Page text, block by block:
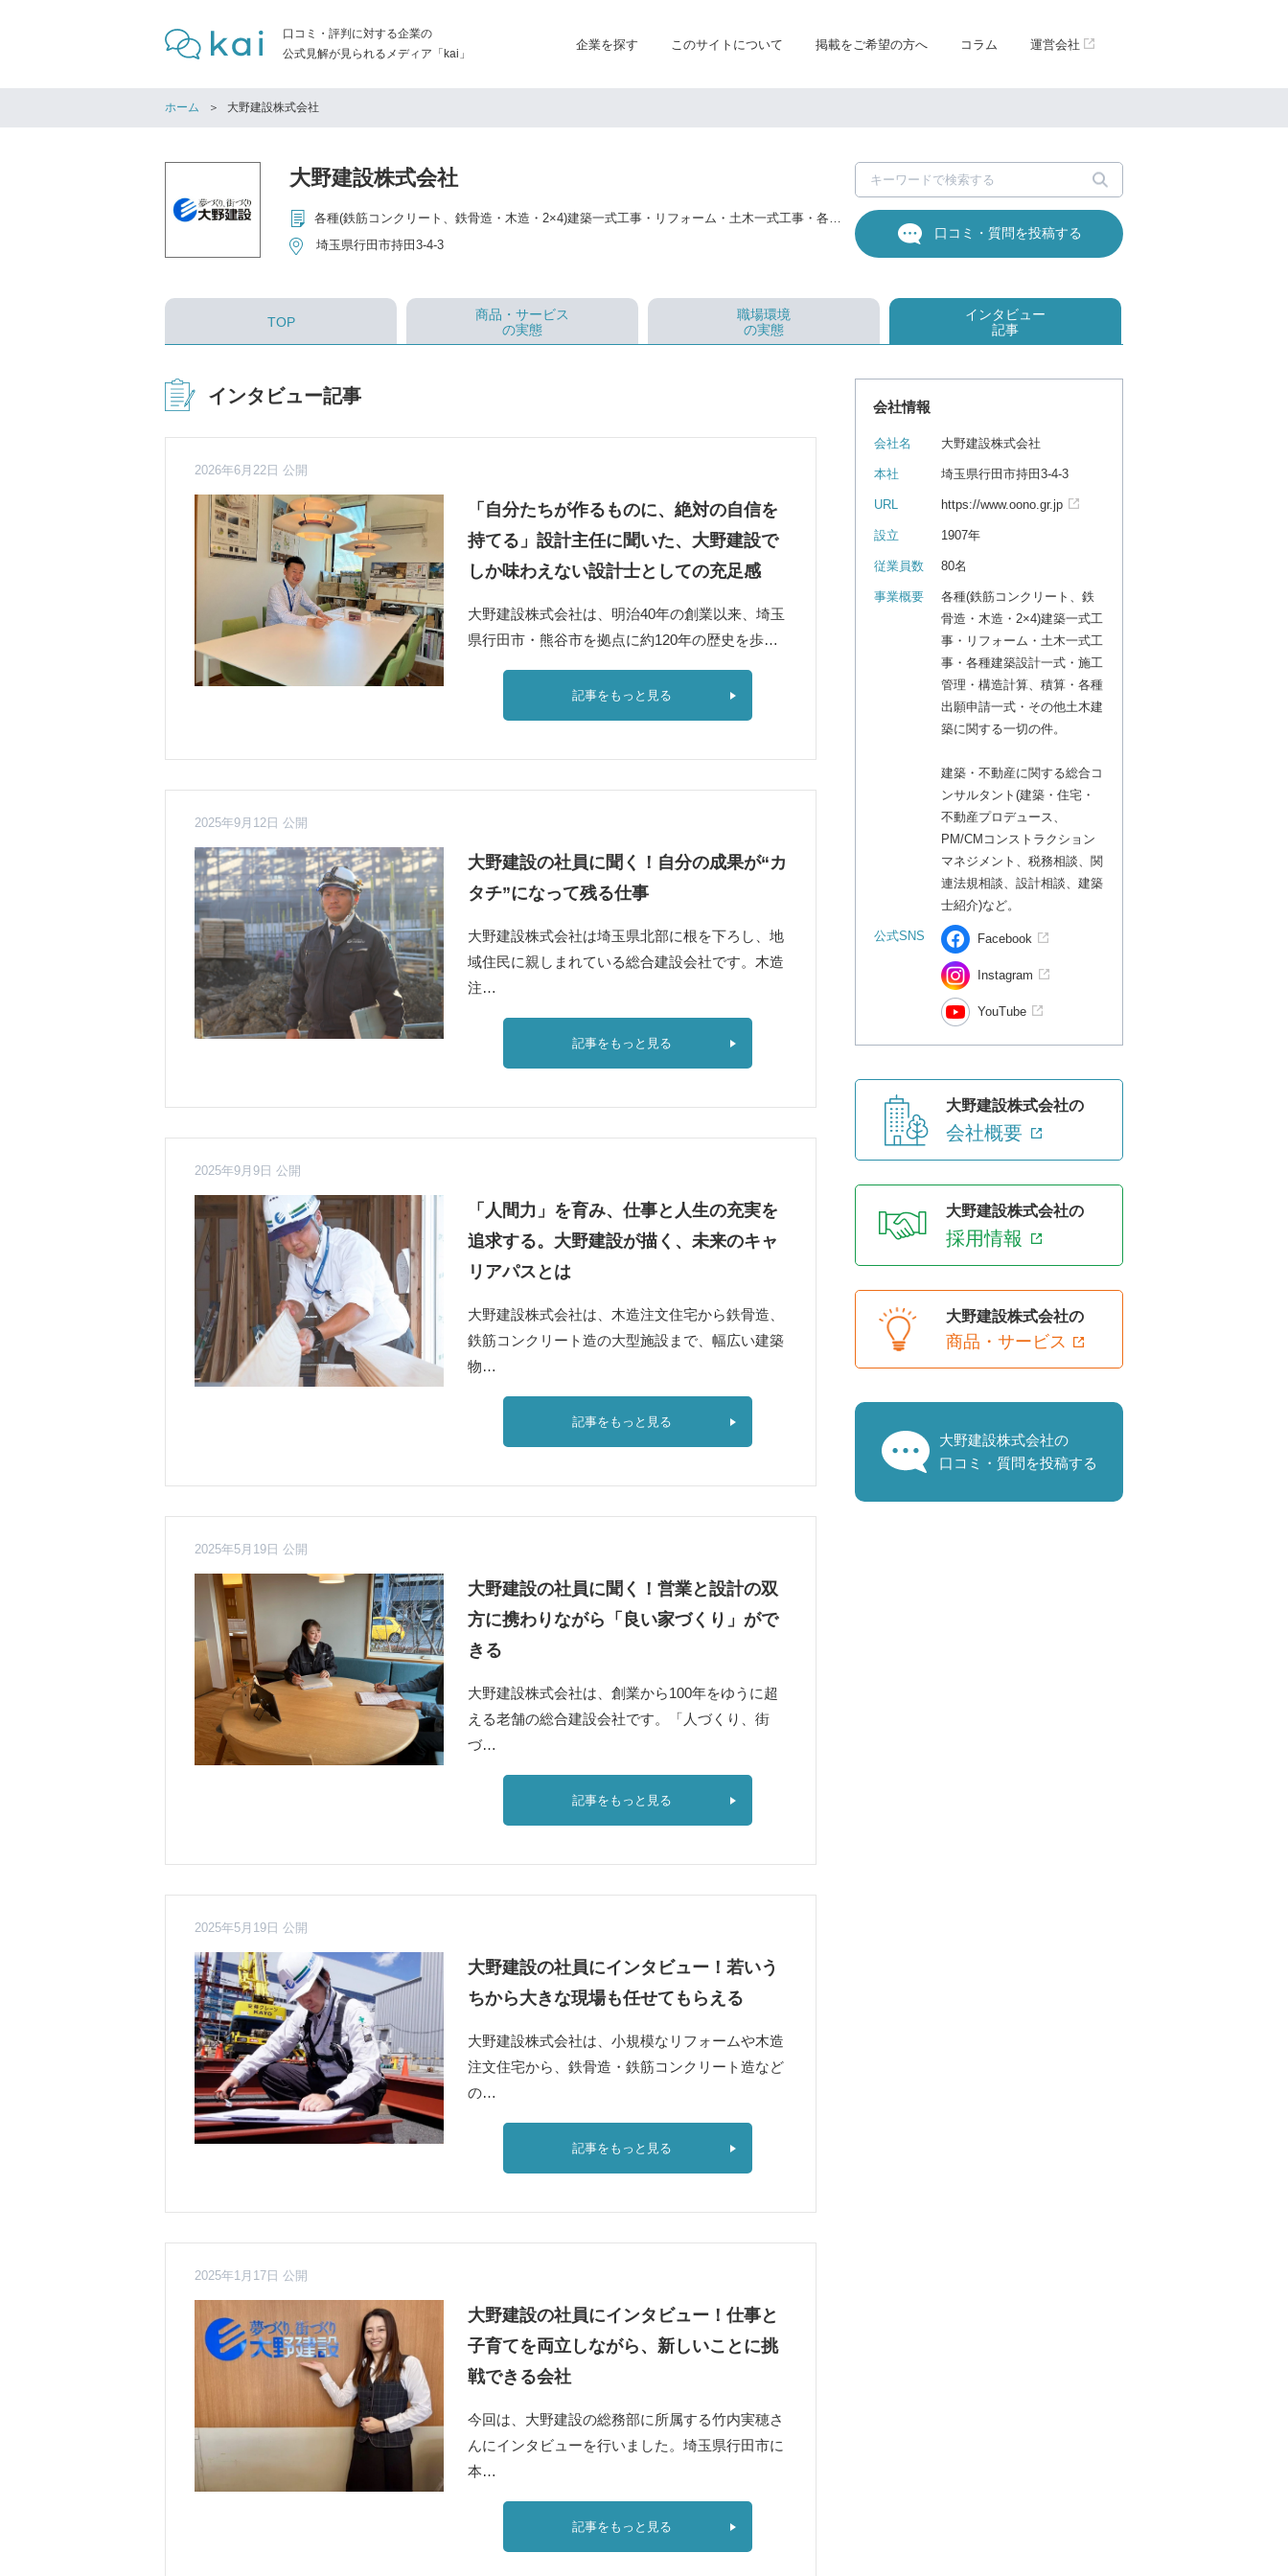
口コミ・評判に対する企業の
公式見解が見られるメディア「kai」
企業を探す このサイトについて 掲載をご希望の方へ コラム 運営会社
ホーム 大野建設株式会社
大野建設株式会社
各種(鉄筋コンクリート、鉄骨造・木造・2×4)建築一式工事・リフォーム・土木一式工事・各種建築設計一式・施工管理・構造計算、積算・各種出願申請一式・その他土木建築に関する一切の件。 建築・不動産に関する総合コンサルタント(建築・住宅・不動産プロデュース、PM/CMコンストラクションマネジメント、税務相談、関連法規相談、設計相談、建築士紹介)など。
埼玉県行田市持田3-4-3
口コミ・質問を投稿する
TOP
商品・サービス
の実態
職場環境
の実態
インタビュー
記事
インタビュー記事
2026年6月22日 公開
「自分たちが作るものに、絶対の自信を
持てる」設計主任に聞いた、大野建設で
しか味わえない設計士としての充足感
大野建設株式会社は、明治40年の創業以来、埼玉
県行田市・熊谷市を拠点に約120年の歴史を歩…
記事をもっと見る
2025年9月12日 公開
大野建設の社員に聞く！自分の成果が“カ
タチ”になって残る仕事
大野建設株式会社は埼玉県北部に根を下ろし、地
域住民に親しまれている総合建設会社です。木造
注…
記事をもっと見る
2025年9月9日 公開
「人間力」を育み、仕事と人生の充実を
追求する。大野建設が描く、未来のキャ
リアパスとは
大野建設株式会社は、木造注文住宅から鉄骨造、
鉄筋コンクリート造の大型施設まで、幅広い建築
物…
記事をもっと見る
2025年5月19日 公開
大野建設の社員に聞く！営業と設計の双
方に携わりながら「良い家づくり」がで
きる
大野建設株式会社は、創業から100年をゆうに超
える老舗の総合建設会社です。「人づくり、街
づ…
記事をもっと見る
2025年5月19日 公開
大野建設の社員にインタビュー！若いう
ちから大きな現場も任せてもらえる
大野建設株式会社は、小規模なリフォームや木造
注文住宅から、鉄骨造・鉄筋コンクリート造など
の…
記事をもっと見る
2025年1月17日 公開
大野建設の社員にインタビュー！仕事と
子育てを両立しながら、新しいことに挑
戦できる会社
今回は、大野建設の総務部に所属する竹内実穂さ
んにインタビューを行いました。埼玉県行田市に
本…
記事をもっと見る
会社情報
会社名 大野建設株式会社
本社 埼玉県行田市持田3-4-3
URL https://www.oono.gr.jp
設立 1907年
従業員数 80名
事業概要
各種(鉄筋コンクリート、鉄
骨造・木造・2×4)建築一式工
事・リフォーム・土木一式工
事・各種建築設計一式・施工
管理・構造計算、積算・各種
出願申請一式・その他土木建
築に関する一切の件。
建築・不動産に関する総合コ
ンサルタント(建築・住宅・
不動産プロデュース、
PM/CMコンストラクション
マネジメント、税務相談、関
連法規相談、設計相談、建築
士紹介)など。
公式SNS Facebook
Instagram
YouTube
大野建設株式会社の
会社概要
大野建設株式会社の
採用情報
大野建設株式会社の
商品・サービス
大野建設株式会社の
口コミ・質問を投稿する